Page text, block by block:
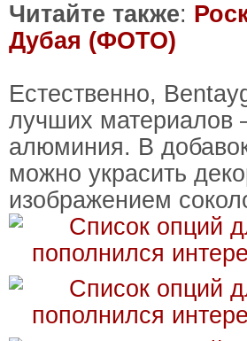
Читайте также:
Дубая (ФОТО)
Естественно,
лучших материалов
алюминия. В
можно украсить
изображением